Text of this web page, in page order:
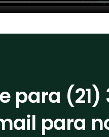
para (
para